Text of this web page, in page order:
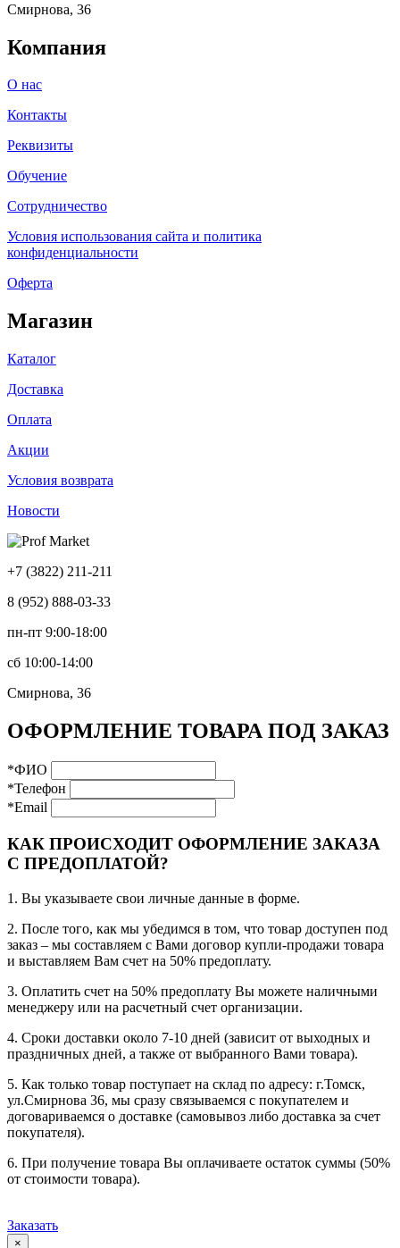
Смирнова, 36
Компания
О нас
Контакты
Реквизиты
Обучение
Сотрудничество
Условия использования сайта и политика
конфиденциальности
Оферта
Магазин
Каталог
Доставка
Оплата
Акции
Условия возврата
Новости
+7 (3822) 211-211
8 (952) 888-03-33
пн-пт 9:00-18:00
сб 10:00-14:00
Смирнова, 36
ОФОРМЛЕНИЕ ТОВАРА ПОД ЗАКАЗ
*ФИО
*Телефон
*Email
КАК ПРОИСХОДИТ ОФОРМЛЕНИЕ ЗАКАЗА
С ПРЕДОПЛАТОЙ?
1. Вы указываете свои личные данные в форме.
2. После того, как мы убедимся в том, что товар доступен под
заказ – мы составляем с Вами договор купли-продажи товара
и выставляем Вам счет на 50% предоплату.
3. Оплатить счет на 50% предоплату Вы можете наличными
менеджеру или на расчетный счет организации.
4. Сроки доставки около 7-10 дней (зависит от выходных и
праздничных дней, а также от выбранного Вами товара).
5. Как только товар поступает на склад по адресу: г.Томск,
ул.Смирнова 36, мы сразу связываемся с покупателем и
договариваемся о доставке (самовывоз либо доставка за счет
покупателя).
6. При получение товара Вы оплачиваете остаток суммы (50%
от стоимости товара).
Заказать
×